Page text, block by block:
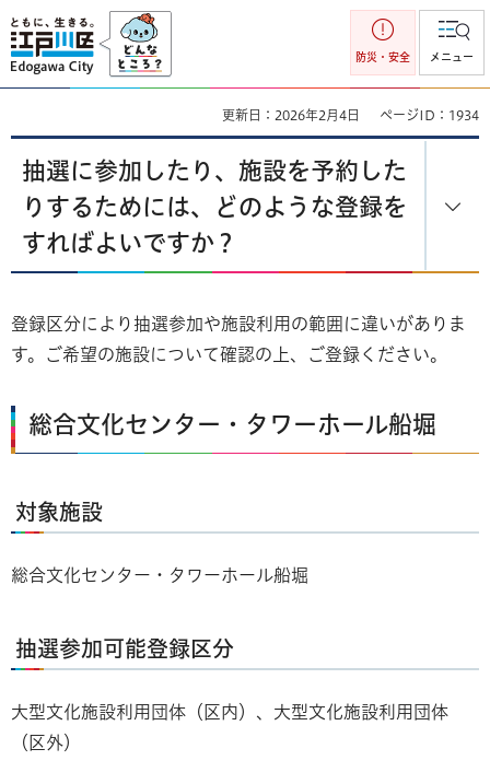
江戸川区
防災・安全 メニュー
更新日：2026年2月4日 ページID：1934
抽選に参加したり、施設を予約した
りするためには、どのような登録を
すればよいですか？
登録区分により抽選参加や施設利用の範囲に違いがありま
す。ご希望の施設について確認の上、ご登録ください。
総合文化センター・タワーホール船堀
対象施設
総合文化センター・タワーホール船堀
抽選参加可能登録区分
大型文化施設利用団体（区内）、大型文化施設利用団体
（区外）